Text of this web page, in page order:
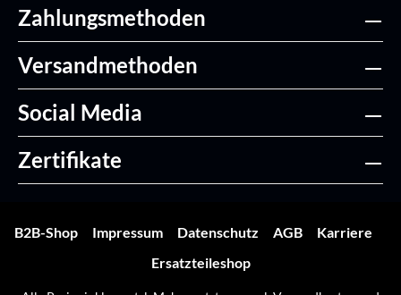
Zahlungsmethoden
Versandmethoden
Social Media
Zertifikate
B2B-Shop Impressum Datenschutz AGB
Karriere
Ersatzteileshop